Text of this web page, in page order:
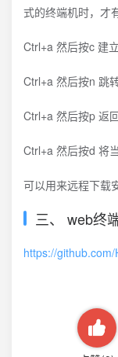
式的终端机时，才
Ctrl+a 然后按c 建
Ctrl+a 然后按n 跳
Ctrl+a 然后按p 返
Ctrl+a 然后按d 将
可以用来远程下载
三、 web终
https://